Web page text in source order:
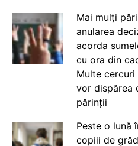
Mai mulți
anularea
acorda
cu ora din
Multe
vor dispărea
părinții
Peste o lună
copiii de